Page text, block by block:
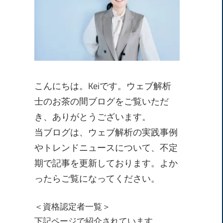
こんにちは。Keiです。ウェブ解析
士のお茶の間ブログをご覧いただ
き、ありがとうございます。
当ブログは、ウェブ解析の実践事例
やトレンドニュースについて、不定
期で記事を更新しております。よか
ったらご覧になってください。
＜資格認定者一覧＞